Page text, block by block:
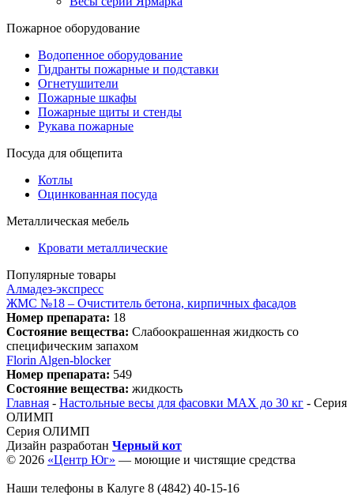
Пожарное оборудование
Водопенное оборудование
Гидранты пожарные и подставки
Огнетушители
Пожарные шкафы
Пожарные щиты и стенды
Рукава пожарные
Посуда для общепита
Котлы
Оцинкованная посуда
Металлическая мебель
Кровати металлические
Популярные товары
Алмадез-экспресс
ЖМС №18 – Очиститель бетона, кирпичных фасадов
Номер препарата: 18
Состояние вещества: Слабоокрашенная жидкость со
специфическим запахом
Florin Algen-blocker
Номер препарата: 549
Состояние вещества: жидкость
Главная - Настольные весы для фасовки MAX до 30 кг - Серия
ОЛИМП
Серия ОЛИМП
Дизайн разработан Черный кот
© 2026 «Центр Юг» — моющие и чистящие средства
Наши телефоны в Калуге 8 (4842) 40-15-16